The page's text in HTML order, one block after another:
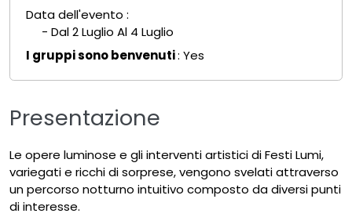
Data dell'evento :
- Dal 2 Luglio Al 4 Luglio
I gruppi sono benvenuti: Yes
Presentazione
Le opere luminose e gli interventi artistici di Festi Lumi,
variegati e ricchi di sorprese, vengono svelati attraverso
un percorso notturno intuitivo composto da diversi punti
di interesse.